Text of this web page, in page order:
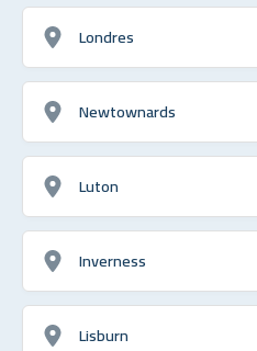
Londres
Newtownards
Luton
Inverness
Lisburn